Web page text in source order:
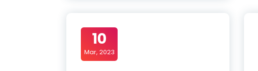
10
Mar, 2023